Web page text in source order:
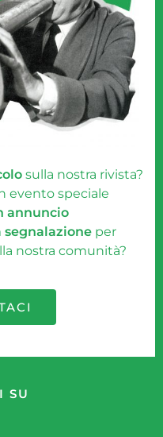
sulla nostra rivista?
evento speciale
annuncio
segnalazione per
nostra comunità?
SU